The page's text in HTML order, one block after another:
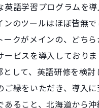
語学習プログラムを導
のツールはほぼ皆無で
クがメインの、どちら
ビスを導入しておりま
して、英語研修を検討
縁をいただき、導入に
ること、北海道から沖